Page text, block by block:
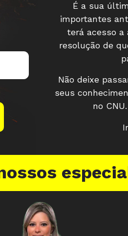
É a sua
importantes
terá acesso a
resolução de
Não deixe
seus
no